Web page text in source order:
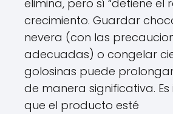
elimina, pero sí “detiene el
crecimiento. Guardar
nevera (con las
adecuadas) o congelar
golosinas puede
de manera significativa.
que el producto esté